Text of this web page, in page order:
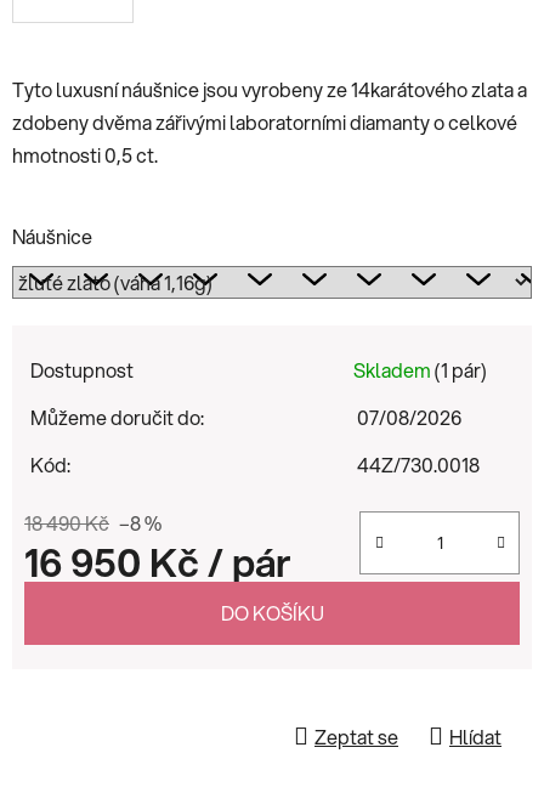
Tyto luxusní náušnice jsou vyrobeny ze 14karátového zlata a
zdobeny dvěma zářivými laboratorními diamanty o celkové
hmotnosti 0,5 ct.
Náušnice
Dostupnost Skladem(1 pár)
Můžeme doručit do:
07/08/2026
Kód:
44Z/730.0018
18 490 Kč –8 %
16 950 Kč/ pár
DO KOŠÍKU
Zeptat se Hlídat